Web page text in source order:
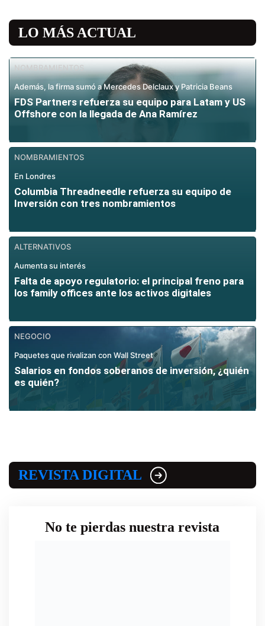
LO MÁS ACTUAL
NOMBRAMIENTOS
Además, la firma sumó a Mercedes Delclaux y Patricia Beans
FDS Partners refuerza su equipo para Latam y US
Offshore con la llegada de Ana Ramírez
NOMBRAMIENTOS
En Londres
Columbia Threadneedle refuerza su equipo de
Inversión con tres nombramientos
ALTERNATIVOS
Aumenta su interés
Falta de apoyo regulatorio: el principal freno para
los family offices ante los activos digitales
NEGOCIO
Paquetes que rivalizan con Wall Street
Salarios en fondos soberanos de inversión, ¿quién
es quién?
REVISTA DIGITAL
No te pierdas nuestra revista